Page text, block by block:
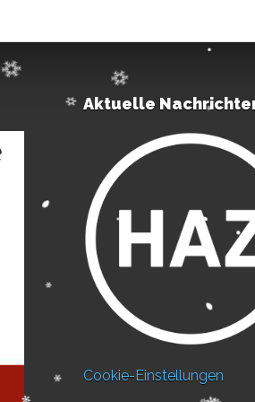
Aktuelle
Cookie-Einstellungen